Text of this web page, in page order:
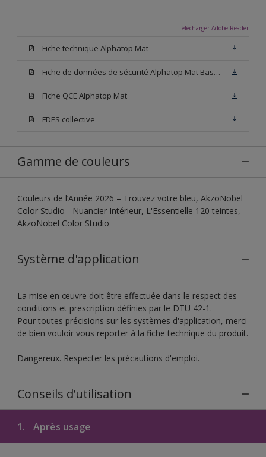
Télécharger Adobe Reader
Fiche technique Alphatop Mat
Fiche de données de sécurité Alphatop Mat Base W05
Fiche QCE Alphatop Mat
FDES collective
Gamme de couleurs
Couleurs de l’Année 2026 – Trouvez votre bleu, AkzoNobel
Color Studio - Nuancier Intérieur, L'Essentielle 120 teintes,
AkzoNobel Color Studio
Système d'application
La mise en œuvre doit être effectuée dans le respect des
conditions et prescription définies par le DTU 42-1.
Pour toutes précisions sur les systèmes d'application, merci
de bien vouloir vous reporter à la fiche technique du produit.
Dangereux. Respecter les précautions d'emploi.
Conseils d’utilisation
1. Après usage